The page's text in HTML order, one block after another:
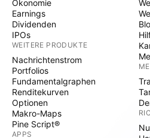
Ökonomie
Earnings
Dividenden
IPOs
WEITERE PRODUKTE
Nachrichtenstrom
Portfolios
Fundamentalgraphen
Renditekurven
Optionen
Makro-Maps
Pine Script®
APPS